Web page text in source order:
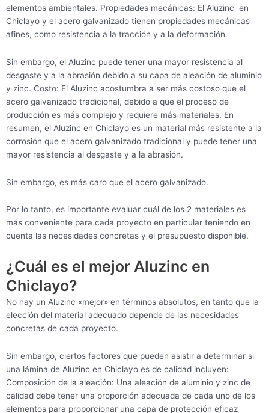
elementos ambientales. Propiedades mecánicas: El Aluzinc en
Chiclayo y el acero galvanizado tienen propiedades mecánicas
afines, como resistencia a la tracción y a la deformación.
Sin embargo, el Aluzinc puede tener una mayor resistencia al
desgaste y a la abrasión debido a su capa de aleación de aluminio
y zinc. Costo: El Aluzinc acostumbra a ser más costoso que el
acero galvanizado tradicional, debido a que el proceso de
producción es más complejo y requiere más materiales. En
resumen, el Aluzinc en Chiclayo es un material más resistente a la
corrosión que el acero galvanizado tradicional y puede tener una
mayor resistencia al desgaste y a la abrasión.
Sin embargo, es más caro que el acero galvanizado.
Por lo tanto, es importante evaluar cuál de los 2 materiales es
más conveniente para cada proyecto en particular teniendo en
cuenta las necesidades concretas y el presupuesto disponible.
¿Cuál es el mejor Aluzinc en
Chiclayo?
No hay un Aluzinc «mejor» en términos absolutos, en tanto que la
elección del material adecuado depende de las necesidades
concretas de cada proyecto.
Sin embargo, ciertos factores que pueden asistir a determinar si
una lámina de Aluzinc en Chiclayo es de calidad incluyen:
Composición de la aleación: Una aleación de aluminio y zinc de
calidad debe tener una proporción adecuada de cada uno de los
elementos para proporcionar una capa de protección eficaz